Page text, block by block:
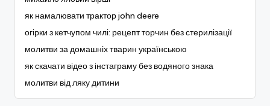
як намалювати трактор john deere
огірки з кетчупом чилі: рецепт торчин без стерилізації
молитви за домашніх тварин українською
як скачати відео з інстаграму без водяного знака
молитви від ляку дитини